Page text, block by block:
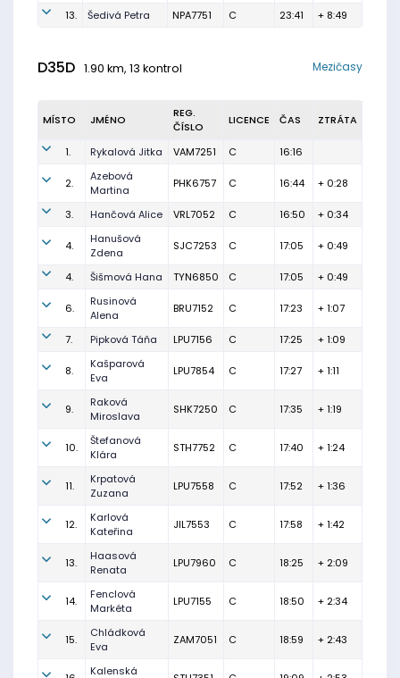
13. Šedivá Petra NPA7751 C 23:41 + 8:49
D35D 1.90 km, 13 kontrol Mezičasy
MÍSTO JMÉNO
REG.
ČÍSLO
LICENCE ČAS ZTRÁTA
1. Rykalová Jitka VAM7251 C 16:16
2.
Azebová
Martina
PHK6757 C 16:44 + 0:28
3. Hančová Alice VRL7052 C 16:50 + 0:34
4.
Hanušová
Zdena
SJC7253 C 17:05 + 0:49
4. Šišmová Hana TYN6850 C 17:05 + 0:49
6.
Rusinová
Alena
BRU7152 C 17:23 + 1:07
7. Pipková Táňa LPU7156 C 17:25 + 1:09
8.
Kašparová
Eva
LPU7854 C 17:27 + 1:11
9.
Raková
Miroslava
SHK7250 C 17:35 + 1:19
10.
Štefanová
Klára
STH7752 C 17:40 + 1:24
11.
Krpatová
Zuzana
LPU7558 C 17:52 + 1:36
12.
Karlová
Kateřina
JIL7553 C 17:58 + 1:42
13.
Haasová
Renata
LPU7960 C 18:25 + 2:09
14.
Fenclová
Markéta
LPU7155 C 18:50 + 2:34
15.
Chládková
Eva
ZAM7051 C 18:59 + 2:43
Kalenská